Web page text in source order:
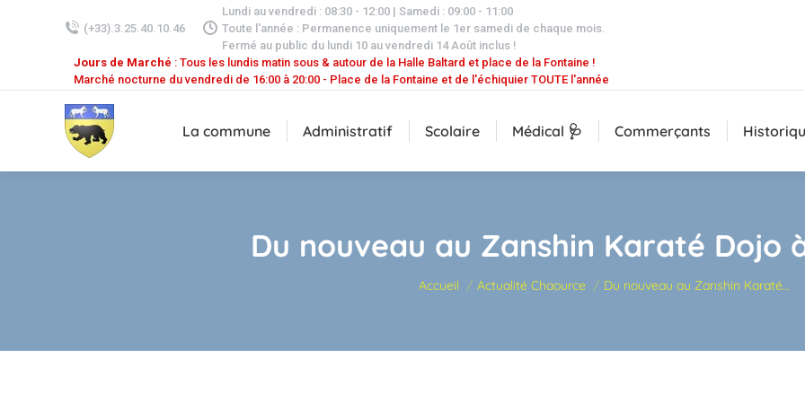
(+33).3.25.40.10.46
Lundi au vendredi : 08:30 - 12:00 | Samedi : 09:00 - 11:00
Toute l'année : Permanence uniquement le 1er samedi de chaque mois.
Fermé au public du lundi 10 au vendredi 14 Août inclus !
Jours de Marché : Tous les lundis matin sous & autour de la Halle Baltard et place de la Fontaine !
Marché nocturne du vendredi de 16:00 à 20:00 - Place de la Fontaine et de l'échiquier TOUTE l'année
La commune Administratif Scolaire Médical 🩺 Commerçants
Du nouveau au Zanshin Karaté Dojo
Vous êtes ici :
Accueil Actualité Chaource Du nouveau au Zanshin Karaté…